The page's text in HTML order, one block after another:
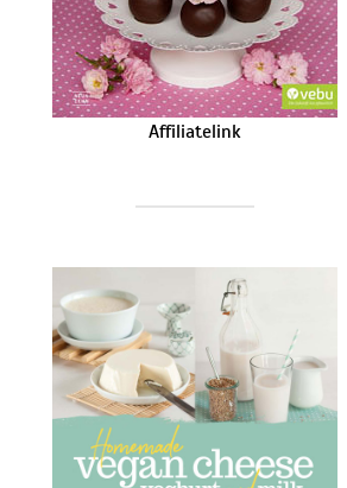
Affiliatelink